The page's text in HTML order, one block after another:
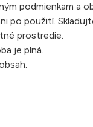
podmienkam a
po použití.
prostredie.
je plná.